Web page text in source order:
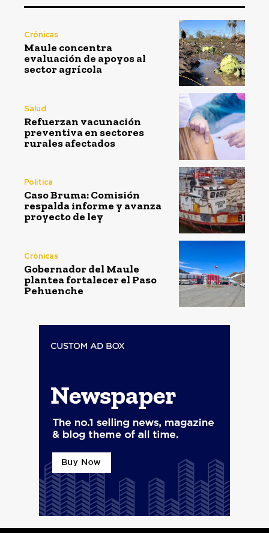
Crónicas
Maule concentra
evaluación de apoyos al
sector agrícola
Salud
Refuerzan vacunación
preventiva en sectores
rurales afectados
Política
Caso Bruma: Comisión
respalda informe y avanza
proyecto de ley
Crónicas
Gobernador del Maule
plantea fortalecer el Paso
Pehuenche